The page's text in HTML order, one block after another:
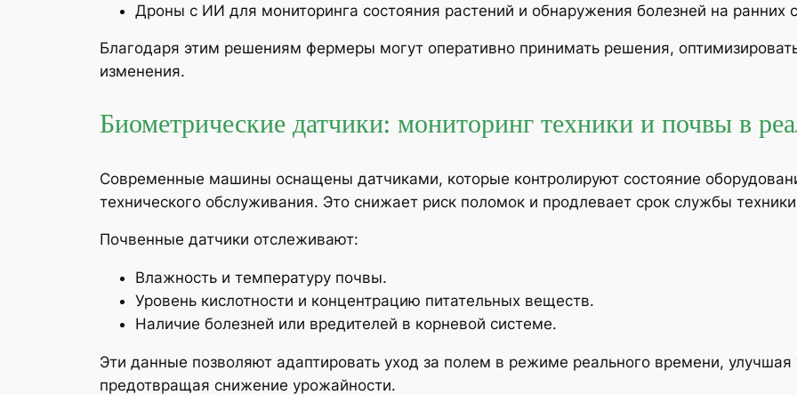
Дроны с ИИ для мониторинга состояния растений и обнаружения болезней на ранних
Благодаря этим решениям фермеры могут оперативно принимать решения,
изменения.
Биометрические датчики: мониторинг техники и почвы в
Современные машины оснащены датчиками, которые контролируют состояние
технического обслуживания. Это снижает риск поломок и продлевает срок службы
Почвенные датчики отслеживают:
Влажность и температуру почвы.
Уровень кислотности и концентрацию питательных веществ.
Наличие болезней или вредителей в корневой системе.
Эти данные позволяют адаптировать уход за полем в режиме реального времени, улучшая
предотвращая снижение урожайности.